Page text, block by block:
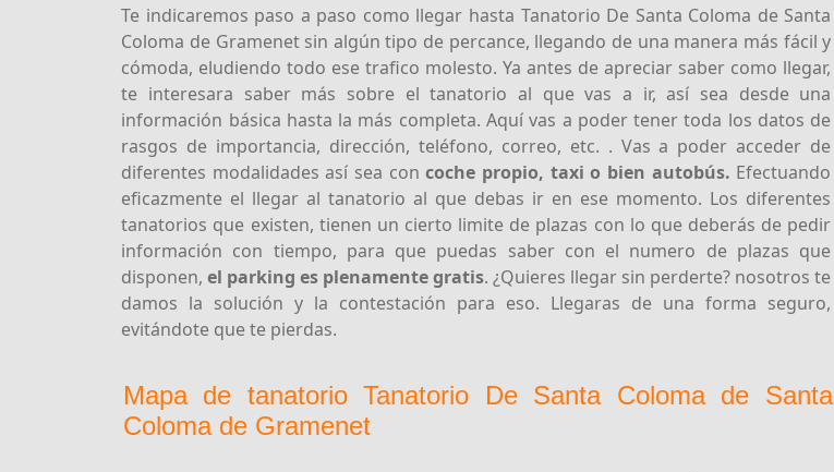
Te indicaremos paso a paso como llegar hasta Tanatorio De Santa Coloma de Santa
Coloma de Gramenet sin algún tipo de percance, llegando de una manera más fácil y
cómoda, eludiendo todo ese trafico molesto. Ya antes de apreciar saber como llegar,
te interesara saber más sobre el tanatorio al que vas a ir, así sea desde una
información básica hasta la más completa. Aquí vas a poder tener toda los datos de
rasgos de importancia, dirección, teléfono, correo, etc. . Vas a poder acceder de
diferentes modalidades así sea concoche propio, taxi o bien autobús. Efectuando
eficazmente el llegar al tanatorio al que debas ir en ese momento. Los diferentes
tanatorios que existen, tienen un cierto limite de plazas con lo que deberás de pedir
información con tiempo, para que puedas saber con el numero de plazas que
disponen,el parking es plenamente gratis. ¿Quieres llegar sin perderte? nosotros te
damos la solución y la contestación para eso. Llegaras de una forma seguro,
evitándote que te pierdas.
Mapa de tanatorio Tanatorio De Santa Coloma de Santa
Coloma de Gramenet